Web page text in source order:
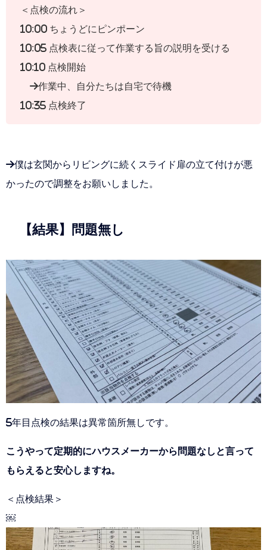
＜点検の流れ＞
10:00 ちょうどにピンポーン
10:05 点検表に従って作業する旨の説明を受ける
10:10 点検開始
→作業中、自分たちは自宅で待機
10:35 点検終了
→僕は玄関からリビングに続くスライド扉の立て付けが悪
かったので調整をお願いしました。
【結果】問題無し
5年目点検の結果は異常箇所無しです。
こうやって定期的にハウスメーカーから問題なしと言って
もらえると安心しますね。
＜点検結果＞
￼